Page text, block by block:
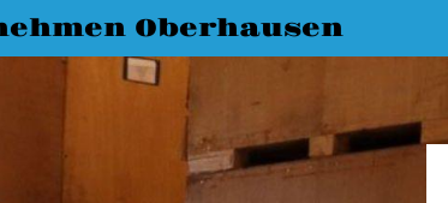
Oberhausen